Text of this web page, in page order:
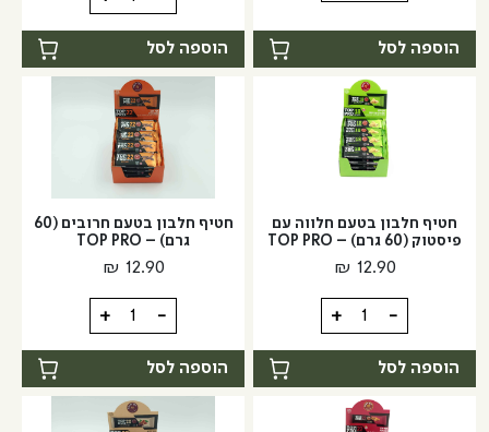
של
חומץ
בלסמי
מצומצם
הוספה לסל
של
חומץ
תפוחים
אורגני
ביוטרנטינו
הוספה לסל
חטיף חלבון בטעם חלווה עם
פיסטוק (60 גרם) – TOP PRO
₪ 12.90
-
כמות
של
חטיף
חלבון
בטעם
+
הוספה לסל
חטיף חלבון בטעם חרובים (60
גרם) – TOP PRO
₪ 12.90
-
כמות
של
חטיף
חלבון
בטעם
+
הוספה לסל